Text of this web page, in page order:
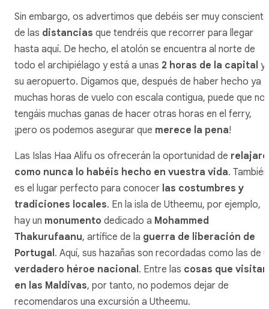
Sin embargo, os advertimos que debéis ser muy
de las distancias que tendréis que recorrer para llegar
hasta aquí. De hecho, el atolón se encuentra al norte de
todo el archipiélago y está a unas 2 horas de la capital y
su aeropuerto. Digamos que, después de haber hecho ya
muchas horas de vuelo con escala contigua, puede que no
tengáis muchas ganas de hacer otras horas en el ferry,
¡pero os podemos asegurar que merece la pena!
Las Islas Haa Alifu os ofrecerán la oportunidad de
como nunca lo habéis hecho en vuestra vida. También
es el lugar perfecto para conocer las costumbres y
tradiciones locales. En la isla de Utheemu, por ejemplo,
hay un monumento dedicado a Mohammed
Thakurufaanu, artífice de la guerra de liberación de
Portugal. Aquí, sus hazañas son recordadas como las de
verdadero héroe nacional. Entre las cosas que visitar
en las Maldivas, por tanto, no podemos dejar de
recomendaros una excursión a Utheemu.